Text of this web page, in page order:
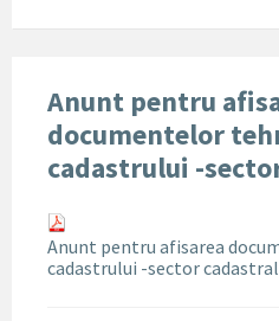
Anunt pentru
documentelor
cadastrului -
Anunt pentru afisarea
cadastrului -sector